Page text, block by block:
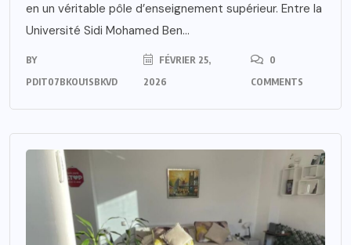
en un véritable pôle d’enseignement supérieur. Entre la
Université Sidi Mohamed Ben...
BY
PDIT07BKOU1SBKVD
FÉVRIER 25,
2026
0
COMMENTS